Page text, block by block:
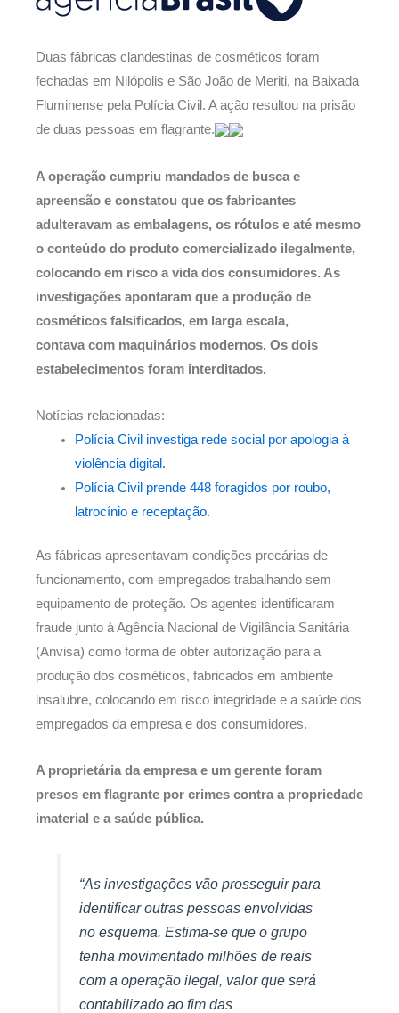
Duas fábricas clandestinas de cosméticos foram
fechadas em Nilópolis e São João de Meriti, na Baixada
Fluminense pela Polícia Civil. A ação resultou na prisão
de duas pessoas em flagrante.
A operação cumpriu mandados de busca e
apreensão e constatou que os fabricantes
adulteravam as embalagens, os rótulos e até mesmo
o conteúdo do produto comercializado ilegalmente,
colocando em risco a vida dos consumidores. As
investigações apontaram que a produção de
cosméticos falsificados, em larga escala,
contava com maquinários modernos. Os dois
estabelecimentos foram interditados.
Notícias relacionadas:
Polícia Civil investiga rede social por apologia à
violência digital.
Polícia Civil prende 448 foragidos por roubo,
latrocínio e receptação.
As fábricas apresentavam condições precárias de
funcionamento, com empregados trabalhando sem
equipamento de proteção. Os agentes identificaram
fraude junto à Agência Nacional de Vigilância Sanitária
(Anvisa) como forma de obter autorização para a
produção dos cosméticos, fabricados em ambiente
insalubre, colocando em risco integridade e a saúde dos
empregados da empresa e dos consumidores.
A proprietária da empresa e um gerente foram
presos em flagrante por crimes contra a propriedade
imaterial e a saúde pública.
“As investigações vão prosseguir para
identificar outras pessoas envolvidas
no esquema. Estima-se que o grupo
tenha movimentado milhões de reais
com a operação ilegal, valor que será
contabilizado ao fim das